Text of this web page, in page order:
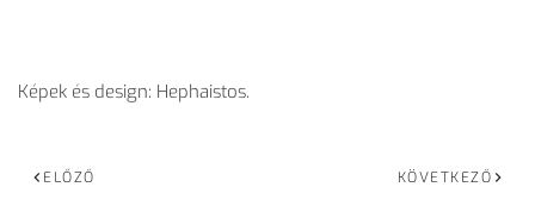
Képek és design: Hephaistos.
ELŐZŐ KÖVETKEZŐ